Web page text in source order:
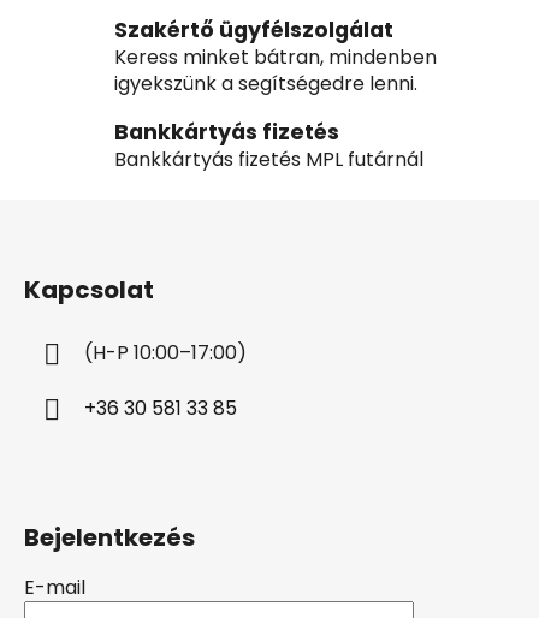
Szakértő ügyfélszolgálat
Keress minket bátran, mindenben
igyekszünk a segítségedre lenni.
Bankkártyás fizetés
Bankkártyás fizetés MPL futárnál
Kapcsolat
(H-P 10:00–17:00)
+36 30 581 33 85
Bejelentkezés
E-mail